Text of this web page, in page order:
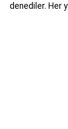
denediler. Her